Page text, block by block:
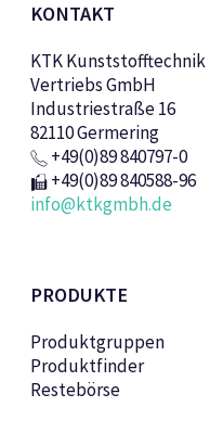
KONTAKT
KTK Kunststofftechnik
Vertriebs GmbH
Industriestraße 16
82110 Germering
+49(0)89 840797-0
+49(0)89 840588-96
info@ktkgmbh.de
PRODUKTE
Produktgruppen
Produktfinder
Restebörse